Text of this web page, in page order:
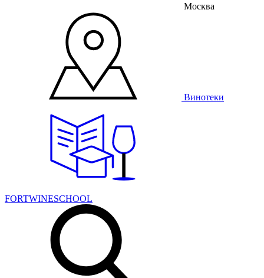
Москва
Винотеки
FORTWINESCHOOL